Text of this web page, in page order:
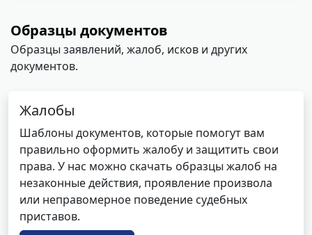
Образцы документов
Образцы заявлений, жалоб, исков и других
документов.
Жалобы
Шаблоны документов, которые помогут вам
правильно оформить жалобу и защитить свои
права. У нас можно скачать образцы жалоб на
незаконные действия, проявление произвола
или неправомерное поведение судебных
приставов.